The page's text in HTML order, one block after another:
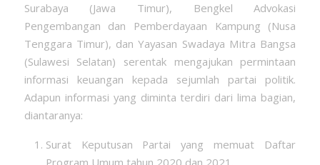
Surabaya (Jawa Timur), Bengkel Advokasi
Pengembangan dan Pemberdayaan Kampung (Nusa
Tenggara Timur), dan Yayasan Swadaya Mitra Bangsa
(Sulawesi Selatan) serentak mengajukan permintaan
informasi keuangan kepada sejumlah partai politik.
Adapun informasi yang diminta terdiri dari lima bagian,
diantaranya:
Surat Keputusan Partai yang memuat Daftar
Program Umum tahun 2020 dan 2021.